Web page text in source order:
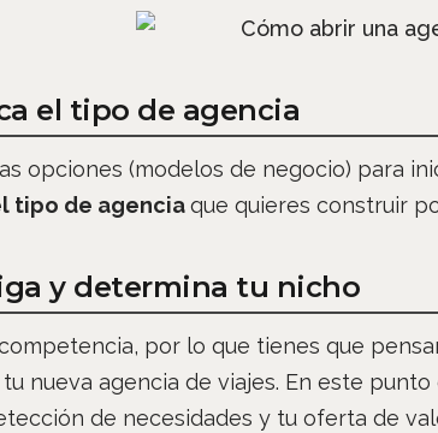
el tipo de agencia
opciones (modelos de negocio) para
tipo de agenciaque quieres construir
y determina tu nicho
por lo que tienes que
nueva agencia de viajes. En este punto
de necesidades y tu oferta de